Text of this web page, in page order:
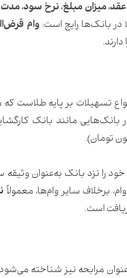
میزان مبلغ، نرخ سود،
در بانک‌ها رایج است: وام
بانک‌هایی مانند بانک
برخلاف سایر وام‌ها، معمولاً
است.
مرابحه نیز شناخته